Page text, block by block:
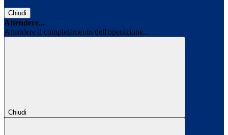
Chiudi
Attendere...
Attendere il completamento dell'operazione...
Chiudi